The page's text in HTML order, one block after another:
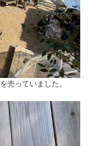
売っていました。